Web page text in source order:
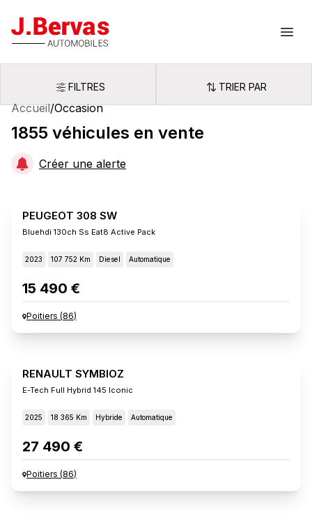
J.Bervas
Filtres
FILTRES Trier par
TRIER PAR
Accueil/Occasion
1855 véhicules en vente
Créer une alerte
PEUGEOT 308 SW
Bluehdi 130ch Ss Eat8 Active Pack
2023 107 752 Km Diesel Automatique
15 490 €
Poitiers (86)
RENAULT SYMBIOZ
E-Tech Full Hybrid 145 Iconic
2025 18 365 Km Hybride Automatique
27 490 €
Poitiers (86)